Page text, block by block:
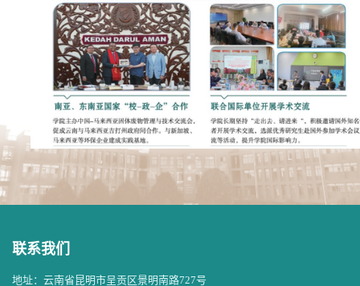
联系我们
地址：云南省昆明市呈贡区景明南路727号